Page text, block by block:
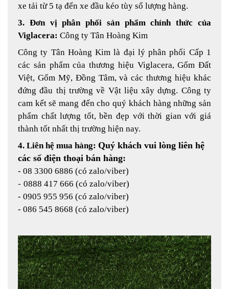
xe tải từ 5 tạ đến xe đầu kéo tùy số lượng hàng.
3. Đơn vị phân phối sản phẩm chính thức của
Viglacera: Công ty Tân Hoàng Kim
Công ty Tân Hoàng Kim là đại lý phân phối Cấp 1
các sản phẩm của thương hiệu Viglacera, Gốm Đất
Việt, Gốm Mỹ, Đồng Tâm, và các thương hiệu khác
đứng đầu thị trường về Vật liệu xây dựng. Công ty
cam kết sẽ mang đến cho quý khách hàng những sản
phẩm chất lượng tốt, bền đẹp với thời gian với giá
thành tốt nhất thị trường hiện nay.
4. Liên hệ mua hàng: Quý khách vui lòng liên hệ
các số điện thoại bán hàng:
- 08 3300 6886 (có zalo/viber)
- 0888 417 666 (có zalo/viber)
- 0905 955 956 (có zalo/viber)
- 086 545 8668 (có zalo/viber)